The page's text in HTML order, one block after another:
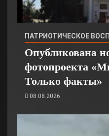
ПАТРИОТИЧЕСКОЕ
Опубликована
фотопроекта
Только факты»
08.08.2026